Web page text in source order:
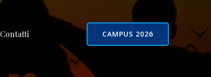
Contatti CAMPUS 2026